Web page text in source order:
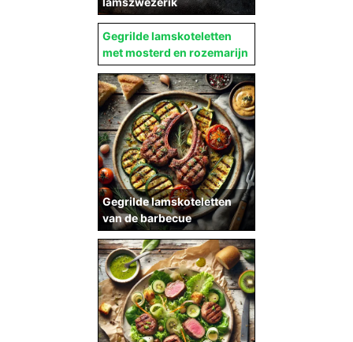
Gegrilde lamskoteletten
met mosterd en rozemarijn
Gegrilde lamskoteletten
van de barbecue